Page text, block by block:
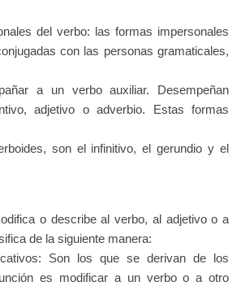
del verbo: las formas impersonales
con las personas gramaticales,
a un verbo auxiliar. Desempeñan
adjetivo o adverbio. Estas formas
son el infinitivo, el gerundio y el
o describe al verbo, al adjetivo o a
de la siguiente manera:
Son los que se derivan de los
es modificar a un verbo o a otro